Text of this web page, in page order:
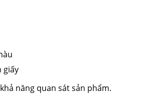
giấy
năng quan sát sản phẩm.